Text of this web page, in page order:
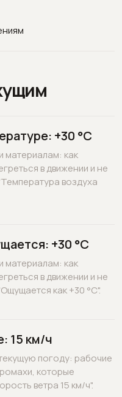
+30 °C
материалам: как
в движении и не
воздуха
+30 °C
материалам: как
в движении и не
как +30 °C".
15 км/ч
погоду: рабочие
которые
ветра 15 км/ч".